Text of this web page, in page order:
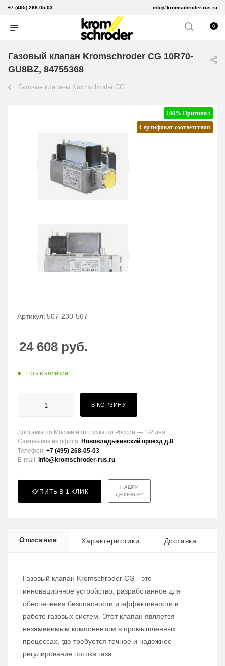
+7 (495) 268-05-03 info@kromschroder-rus.ru
0
Газовый клапан Kromschroder CG 10R70-
GU8BZ, 84755368
Газовые клапаны Kromschroder CG
100% Оригинал
Сертификат соответствия
Артикул: 507-230-567
24 608 руб.
Есть в наличии
В КОРЗИНУ
Доставка по Москве и отгрузка по России — 1-2 дня!
Самовывоз из офиса: Нововладыкинский проезд д.8
Телефон: +7 (495) 268-05-03
E-mail: info@kromschroder-rus.ru
КУПИТЬ В 1 КЛИК
НАШЛИ
ДЕШЕВЛЕ?
Описание Характеристики Доставка
Газовый клапан Kromschroder CG - это
инновационное устройство, разработанное для
обеспечения безопасности и эффективности в
работе газовых систем. Этот клапан является
незаменимым компонентом в промышленных
процессах, где требуется точное и надежное
регулирование потока газа.